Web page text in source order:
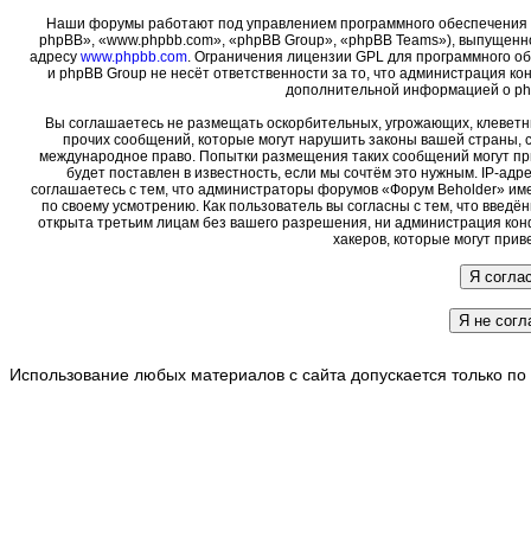
Наши форумы работают под управлением программного
phpBB», «www.phpbb.com», «phpBB Group», «phpBB Teams»),
адресу www.phpbb.com. Ограничения лицензии GPL для программного
и phpBB Group не несёт ответственности за то, что администрация
дополнительной информацией о
Вы соглашаетесь не размещать оскорбительных, угрожающих,
прочих сообщений, которые могут нарушить законы вашей страны,
международное право. Попытки размещения таких сообщений могут
будет поставлен в известность, если мы сочтём это нужным. IP-
соглашаетесь с тем, что администраторы форумов «Форум Beholder»
по своему усмотрению. Как пользователь вы согласны с тем, что
открыта третьим лицам без вашего разрешения, ни администрация
хакеров, которые могут
Использование любых материалов с сайта допускается только